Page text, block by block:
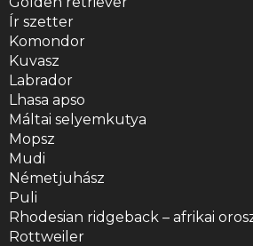
Ír szetter
Komondor
Kuvasz
Labrador
Lhasa apso
Máltai selyemkutya
Mopsz
Mudi
Németjuhász
Puli
Rhodesian ridgeback – afrikai
Rottweiler